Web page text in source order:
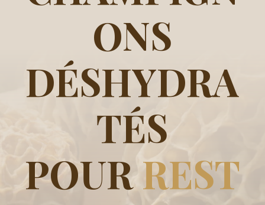
ONS
DÉSHYDRA
TÉS
POURREST